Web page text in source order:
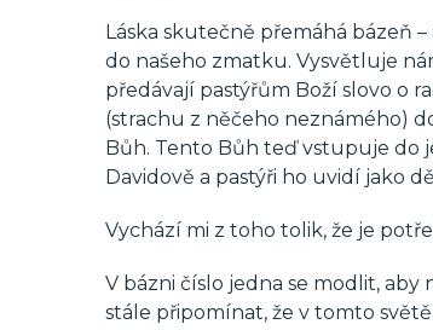
Láska skutečně přemáhá bázeň
do našeho zmatku. Vysvětluje
předávají pastýřům Boží slovo o
(strachu z něčeho neznámého)
Bůh. Tento Bůh teď vstupuje do
Davidově a pastýři ho uvidí jako
Vychází mi z toho tolik, že je
V bázni číslo jedna se modlit,
stále připomínat, že v tomto